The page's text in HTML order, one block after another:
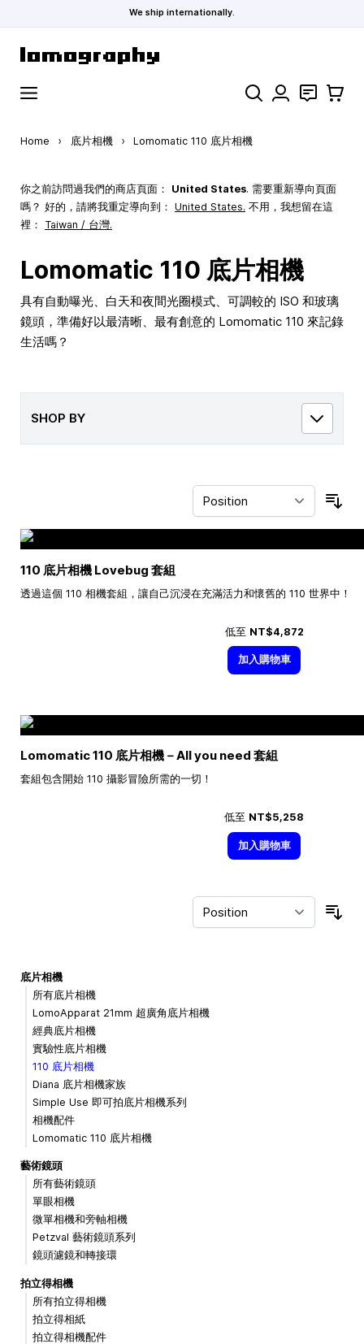
We ship internationally.
Search 聯絡 購物車
Home › 底片相機 › Lomomatic 110 底片相機
你之前訪問過我們的商店頁面： United States. 需要重新導向頁面
嗎？ 好的，請將我重定導向到： United States. 不用，我想留在這
裡： Taiwan / 台灣.
Lomomatic 110 底片相機
具有自動曝光、白天和夜間光圈模式、可調較的 ISO 和玻璃
鏡頭，準備好以最清晰、最有創意的 Lomomatic 110 來記錄
生活嗎？
SHOP BY
110 底片相機 Lovebug 套組
透過這個 110 相機套組，讓自己沉浸在充滿活力和懷舊的 110 世界中！
低至 NT$4,872
加入購物車
Lomomatic 110 底片相機－All you need 套組
套組包含開始 110 攝影冒險所需的一切！
低至 NT$5,258
加入購物車
底片相機
所有底片相機
LomoApparat 21mm 超廣角底片相機
經典底片相機
實驗性底片相機
110 底片相機
Diana 底片相機家族
Simple Use 即可拍底片相機系列
相機配件
Lomomatic 110 底片相機
藝術鏡頭
所有藝術鏡頭
單眼相機
微單相機和旁軸相機
Petzval 藝術鏡頭系列
鏡頭濾鏡和轉接環
拍立得相機
所有拍立得相機
拍立得相紙
拍立得相機配件